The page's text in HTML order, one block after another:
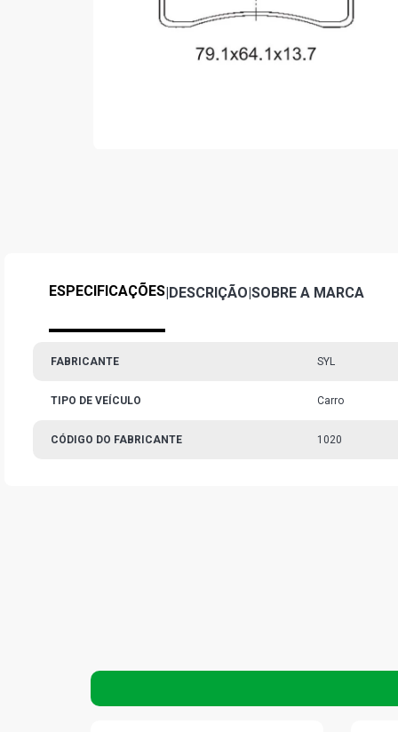
ESPECIFICAÇÕES|DESCRIÇÃO|SOBRE A MARCA
FABRICANTE SYL
TIPO DE VEÍCULO Carro
CÓDIGO DO FABRICANTE 1020